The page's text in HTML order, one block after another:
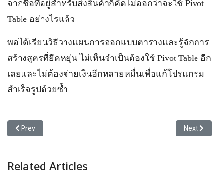
จากชื่อที่อยู่สำหรับส่งสินค้าก็คิดไม่ออกว่าจะใช้ Pivot
Table อย่างไรแล้ว
พอได้เรียนวิธีวางแผนการออกแบบตารางและรู้จักการ
สร้างสูตรที่ยืดหยุ่น ไม่เห็นจำเป็นต้องใช้ Pivot Table อีก
เลยและไม่ต้องจ่ายเงินอีกหลายหมื่นเพื่อแก้โปรแกรม
สำเร็จรูปด้วยซ้ำ
Previous article: โง่แล้วอวดฉลาด
Prev Next
Next
Related Articles